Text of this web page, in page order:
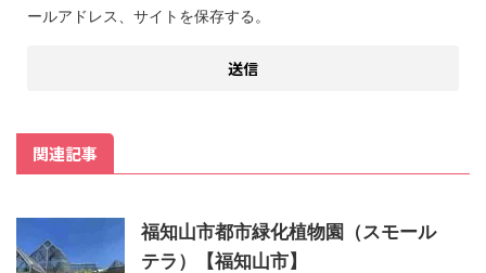
ールアドレス、サイトを保存する。
関連記事
福知山市都市緑化植物園（スモール
テラ）【福知山市】